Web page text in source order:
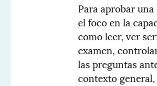
Para aprobar
el foco en la
como leer, ver
examen,
las preguntas
contexto